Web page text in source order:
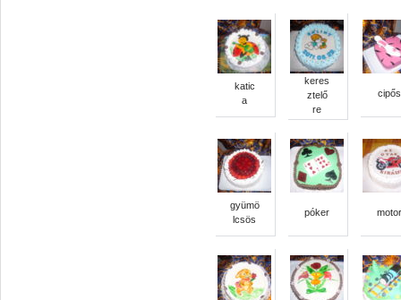
katic
a
keres
ztelő
re
cipős
gyümö
lcsös
póker motor